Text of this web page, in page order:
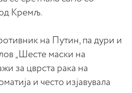
Кремљ.
на Путин, па дури и
„Шесте маски на
за цврста рака на
и често изјавувала